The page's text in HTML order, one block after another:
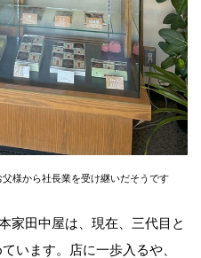
様から社長業を受け継いだそうです
家田中屋は、現在、三代目と
います。店に一歩入るや、